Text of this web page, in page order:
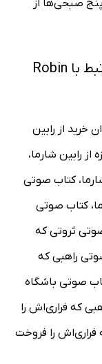
صبحی‌ها از
خرید و شنیدن کتاب‌های صوتی مرتبط با Robin
خرید از رابین
رابین شارما،
کتاب صوتی
کتاب صوتی
ثروتی که
راهبی که
صوتی باشگاه
که فراری‌اش را
فراری‌اش را فروخت